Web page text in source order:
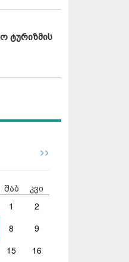
ტურიზმის
>>
შაბ კვი
1
2
8
9
15
16